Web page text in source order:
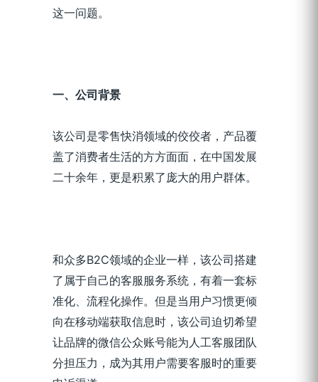
这一问题。
一、公司背景
该公司是零售快消领域的佼佼者，产品覆
盖了消费者生活的方方面面，在中国发展
二十余年，更是积累了庞大的用户群体。
和众多B2C领域的企业一样，该公司搭建
了 属于自己的客服服务系统 ，有着一套标
准化、流程化操作。但是当用户习惯更倾
向在移动端获取信息时 ， 该公司迫切希望
让品牌的微信公众账号能为人工客服团队
分担压力，成为其用户需要客服时的重要